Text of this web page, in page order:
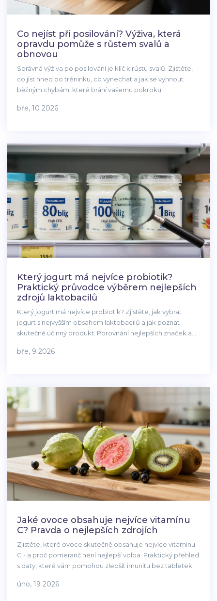
Co nejíst při posilování? Výživa, která
opravdu pomůže s růstem svalů a
obnovou
Správná výživa po posilování je klíč k růstu svalů. Zjistěte,
co jíst hned po tréninku, co vynechat a jak se vyhnout
běžným chybám, které brání vašemu pokroku.
bře, 10 2026
Který jogurt má nejvíce probiotik?
Praktický průvodce výběrem nejlepších
zdrojů laktobacilů
Který jogurt má nejvíce probiotik? Zjistěte, jak vybrat
jogurt s nejvyšším obsahem laktobacilů a jak poznat
skutečně účinný produkt. Porovnání nejlepších značek a
bře, 9 2026
Jaké ovoce obsahuje nejvíce vitamínu
C? Pravda o nejlepších zdrojích
Zjistěte, které ovoce skutečně obsahuje nejvíce vitamínu
C - a proč pomeranč není nejlepší volba. Praktický přehled
s daty, které vám pomohou zlepšit imunitu bez tabletek.
úno, 19 2026